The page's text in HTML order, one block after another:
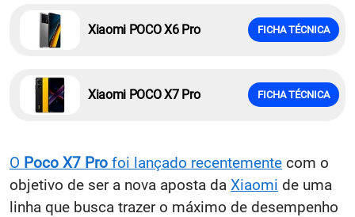
Xiaomi POCO X6 Pro FICHA TÉCNICA
Xiaomi POCO X7 Pro FICHA TÉCNICA
O Poco X7 Pro foi lançado recentemente com o
objetivo de ser a nova aposta da Xiaomi de uma
linha que busca trazer o máximo de desempenho